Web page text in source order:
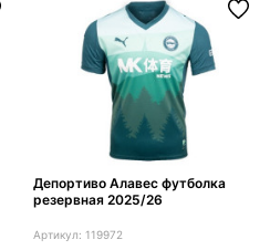
Депортиво Алавес футболка
резервная 2025/26
119972